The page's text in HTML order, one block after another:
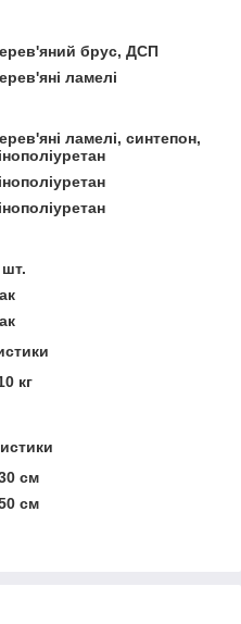
брус, ДСП
ламелі
ламелі, синтепон,
шт.
кг
см
см